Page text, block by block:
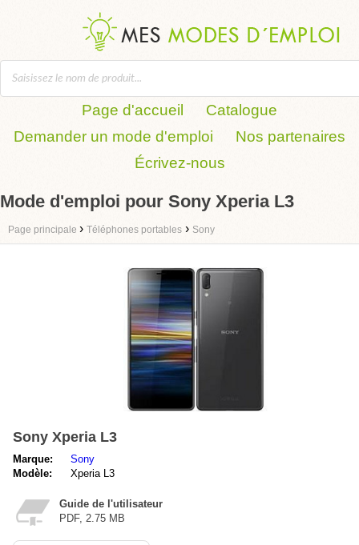
Page d'accueil
Catalogue
Demander un mode d'emploi
Nos partenaires
Écrivez-nous
Mode d'emploi pour Sony Xperia L3
Page principale › Téléphones portables › Sony
Sony Xperia L3
Marque:
Sony
Modèle:
Xperia L3
Guide de l'utilisateur
PDF, 2.75 MB